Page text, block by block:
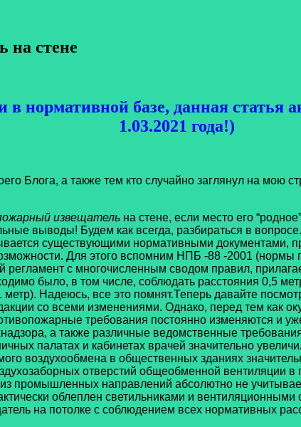
стене
нормативной базе, данная статья
1.03.2021 года!)
а также тем кто случайно заглянул на мою
извещатель на стене, если место его
выводы! Будем как всегда, разбираться в
существующими нормативными документами,
Для этого вспомним НПБ -88 -2001 (нормы
с многочисленным сводом правил,
было, в том числе, соблюдать расстояния 0,5
Надеюсь, все это помнят.Теперь давайте
со всеми изменениями. Однако, перед тем как
требования постоянно изменяются и
а также различные ведомственные
палатах и кабинетах врачей значительно
воздухообмена в общественных зданиях
отверстий общеобменной вентиляции
промышленных направлений абсолютно не
облеплен светильниками и
на потолке с соблюдением всех нормативных